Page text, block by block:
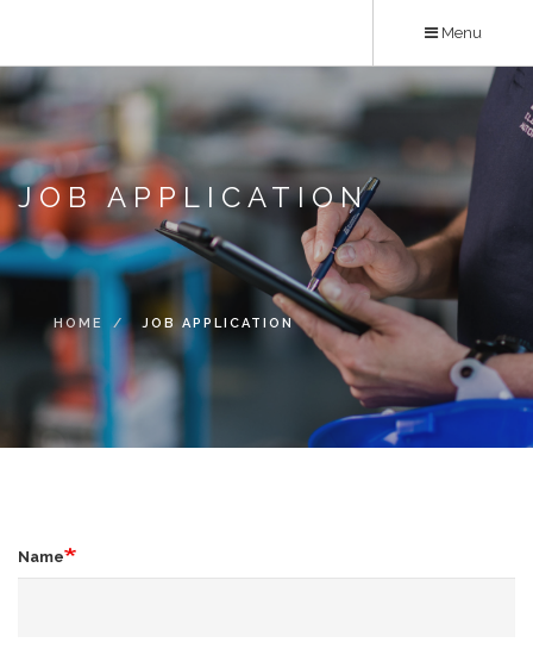
main
content
Menu
JOB APPLICATION
HOME JOB APPLICATION
Name